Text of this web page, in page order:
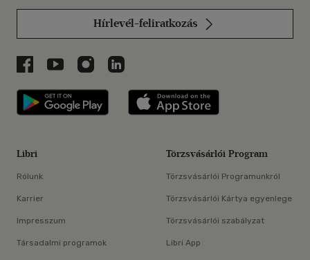
Hírlevél-feliratkozás
Libri a Facebookon
Libri a Youtube-on
Libri az Instagramon
Libri a LinkedInen
Libri applikáció Szerezd meg: Google
Libri
Rólunk
Karrier
Impresszum
Társadalmi programok
Törzsvásárlói Program
Törzsvásárlói Programunkról
Törzsvásárlói Kártya egyenlege
Törzsvásárlói szabályzat
Libri App